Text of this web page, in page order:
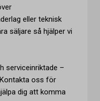
eller teknisk
säljare så hjälper vi
serviceinriktade –
oss för
dig att komma